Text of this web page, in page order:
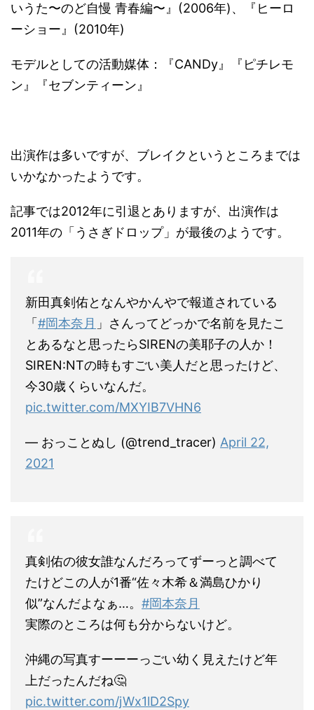
いうた〜のど自慢 青春編〜』(2006年)、『ヒーロ
ーショー』(2010年)
モデルとしての活動媒体：『CANDy』『ピチレモ
ン』『セブンティーン』
出演作は多いですが、ブレイクというところまでは
いかなかったようです。
記事では2012年に引退とありますが、出演作は
2011年の「うさぎドロップ」が最後のようです。
新田真剣佑となんやかんやで報道されている
「 #岡本奈月 」さんってどっかで名前を見たこ
とあるなと思ったらSIRENの美耶子の人か！
SIREN:NTの時もすごい美人だと思ったけど、
今30歳くらいなんだ。
pic.twitter.com/MXYIB7VHN6
— おっことぬし (@trend_tracer) April 22,
2021
真剣佑の彼女誰なんだろってずーっと調べて
たけどこの人が1番“佐々木希＆満島ひかり
似”なんだよなぁ…。 #岡本奈月
実際のところは何も分からないけど。
沖縄の写真すーーーっごい幼く見えたけど年
上だったんだね🤔
pic.twitter.com/jWx1lD2Spy